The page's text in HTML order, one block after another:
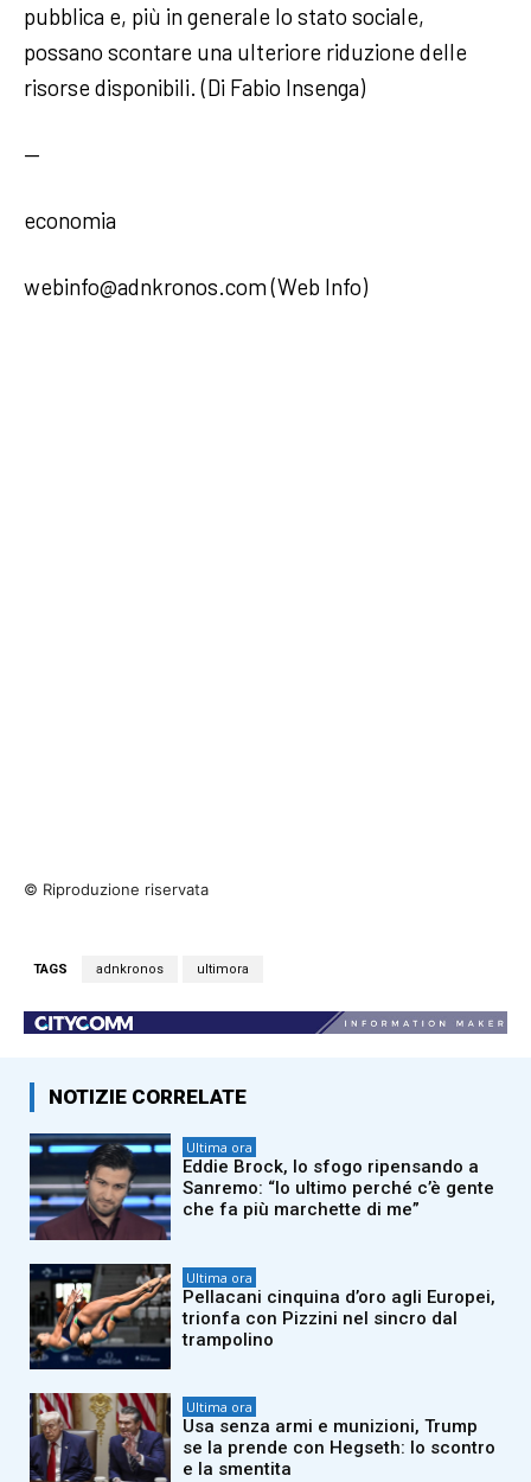
pubblica e, più in generale lo stato sociale,
possano scontare una ulteriore riduzione delle
risorse disponibili. (Di Fabio Insenga)
—
economia
webinfo@adnkronos.com (Web Info)
© Riproduzione riservata
TAGS adnkronos ultimora
NOTIZIE CORRELATE
Ultima ora
Eddie Brock, lo sfogo ripensando a
Sanremo: “Io ultimo perché c’è gente
che fa più marchette di me”
Ultima ora
Pellacani cinquina d’oro agli Europei,
trionfa con Pizzini nel sincro dal
trampolino
Ultima ora
Usa senza armi e munizioni, Trump
se la prende con Hegseth: lo scontro
e la smentita